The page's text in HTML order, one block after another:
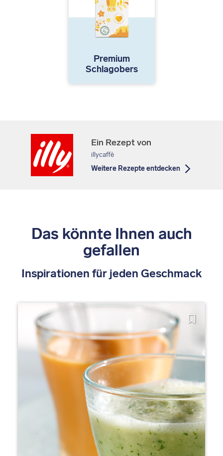
Premium
Schlagobers
Ein Rezept von
illycaffè
Weitere Rezepte entdecken
Das könnte Ihnen auch
gefallen
Inspirationen für jeden Geschmack